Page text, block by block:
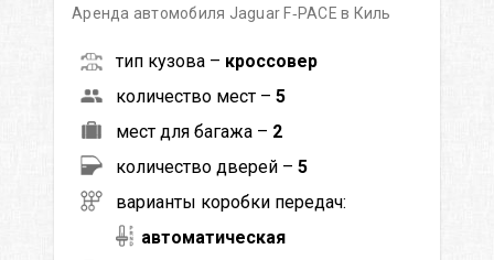
Аренда автомобиля Jaguar F‑PACE в Киль
тип кузова – кроссовер
количество мест – 5
мест для багажа – 2
количество дверей – 5
варианты коробки передач:
автоматическая